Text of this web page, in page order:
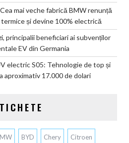
mai veche fabrică BMW renunță
și devine 100% electrică
principalii beneficiari ai subvenților
EV din Germania
electric S05: Tehnologie de top și
aproximativ 17.000 de dolari
BYD Chery Citroen